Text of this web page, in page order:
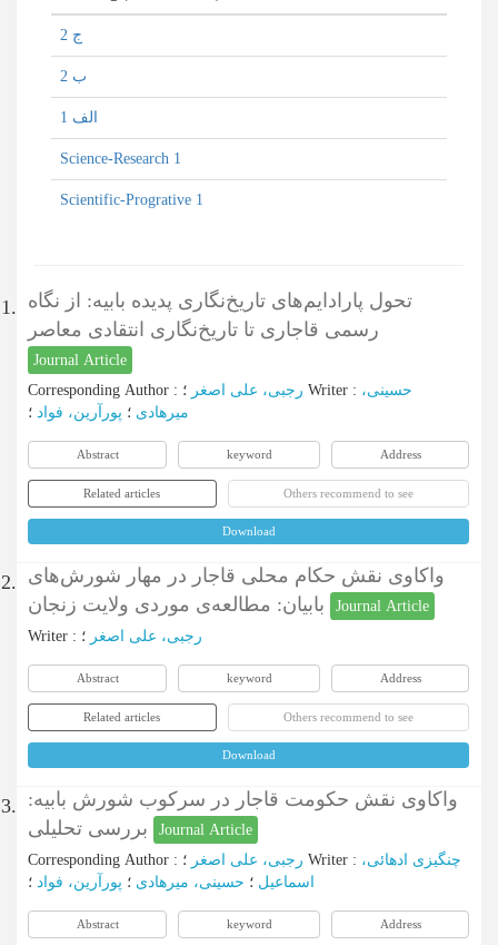
ج 2
ب 2
الف 1
Science-Research 1
Scientific-Progrative 1
1. تحول پارادایم‌های تاریخ‌نگاری پدیده بابیه: از نگاه
رسمی قاجاری تا تاریخ‌نگاری انتقادی معاصر
Journal Article
Corresponding Author : رجبی، علی اصغر Writer : حسینی،
میرهادی ؛ پورآرین، فواد ؛
Abstract keyword Address
Related articles Others recommend to see
Download
2. واکاوی نقش حکام محلی قاجار در مهار شورش‌های
Journal Article
Writer : رجبی، علی اصغر ؛
Abstract keyword Address
Related articles Others recommend to see
Download
3. واکاوی نقش حکومت قاجار در سرکوب شورش بابیه:
Journal Article
Corresponding Author : رجبی، علی اصغر Writer : چنگیزی ادهائی،
اسماعیل ؛ حسینی، میرهادی ؛ پورآرین، فواد ؛
Abstract keyword Address